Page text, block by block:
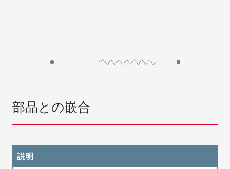
部品との嵌合
説明